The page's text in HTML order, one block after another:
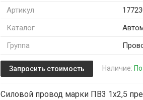
Артикул
Каталог
Группа
Запросить стоимость Наличие:
Силовой провод марки ПВ3 1х2,5